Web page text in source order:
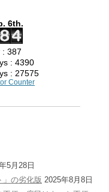
6th.
387
: 4390
: 27575
Counter
5月28日
」の劣化版 2025年8月8日